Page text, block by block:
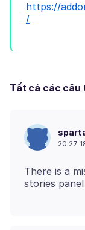
https://
/
Tất cả các câu
20:27
There is a